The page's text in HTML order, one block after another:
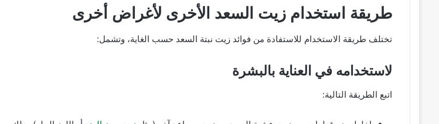
طريقة استخدام زيت السعد الأخرى لأغراض أخرى
تختلف طريقة الاستخدام للاستفادة من فوائد زيت نبتة السعد حسب الغاية، وتشمل:
لاستخدامه في العناية بالبشرة
اتبع الطريقة التالية: